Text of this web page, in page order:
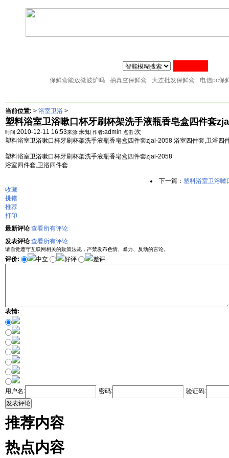
塑料整理箱 塑料储物架
保鲜盒能放微波炉吗 抽真空保鲜盒 大连批发保鲜盒 电信pc保
当前位置: > 浴室卫浴 >
塑料浴室卫浴嗽口杯牙刷杯架洗手液瓶香皂盒四件套
时间:2010-12-11 16:53来源:未知 作者:admin 点击:次
塑料浴室卫浴嗽口杯牙刷杯架洗手液瓶香皂盒四件套zjal-2058 浴室四件套,卫浴四
塑料浴室卫浴嗽口杯牙刷杯架洗手液瓶香皂盒四件套zjal-2058
浴室四件套,卫浴四件套
下一篇： 塑料浴室卫浴嗽
收藏
挑错
推荐
打印
最新评论 查看所有评论
发表评论 查看所有评论
请自觉遵守互联网相关的政策法规，严禁发布色情、暴力、反动的言论。
评价: 中立 好评 差评
表情:
用户名: 密码:
验证码:
发表评论
推荐内容
热点内容